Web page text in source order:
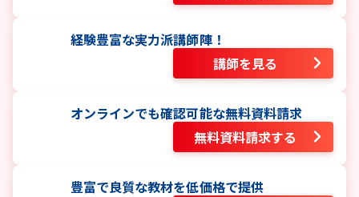
経験豊富な実力派講師陣！
講師を見る
オンラインでも確認可能な無料資料請求
無料資料請求する
豊富で良質な教材を低価格で提供